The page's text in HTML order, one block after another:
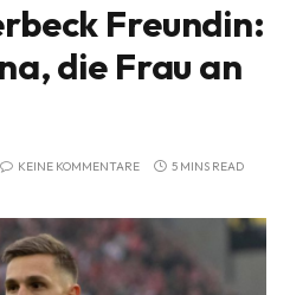
Freundin:
die Frau an
KEINE KOMMENTARE 5 MINS READ